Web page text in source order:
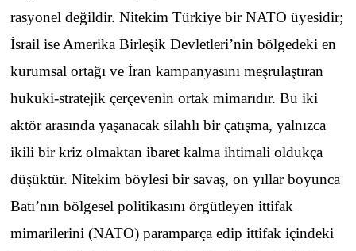
rasyonel değildir. Nitekim Türkiye bir NATO üyesidir;
İsrail ise Amerika Birleşik Devletleri’nin bölgedeki en
kurumsal ortağı ve İran kampanyasını meşrulaştıran
hukuki-stratejik çerçevenin ortak mimarıdır. Bu iki
aktör arasında yaşanacak silahlı bir çatışma, yalnızca
ikili bir kriz olmaktan ibaret kalma ihtimali oldukça
düşüktür. Nitekim böylesi bir savaş, on yıllar boyunca
Batı’nın bölgesel politikasını örgütleyen ittifak
mimarilerini (NATO) paramparça edip ittifak içindeki